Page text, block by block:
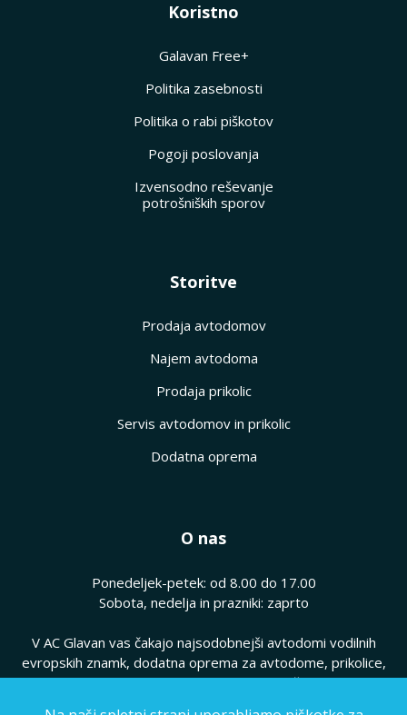
Koristno
Galavan Free+
Politika zasebnosti
Politika o rabi piškotov
Pogoji poslovanja
Izvensodno reševanje
potrošniških sporov
Storitve
Prodaja avtodomov
Najem avtodoma
Prodaja prikolic
Servis avtodomov in prikolic
Dodatna oprema
O nas
Ponedeljek-petek: od 8.00 do 17.00
Sobota, nedelja in prazniki: zaprto
V AC Glavan vas čakajo najsodobnejši avtodomi vodilnih
evropskih znamk, dodatna oprema za avtodome, prikolice,
hkrati pa vam ponujamo kvaliteten servis vaših avtodomov.